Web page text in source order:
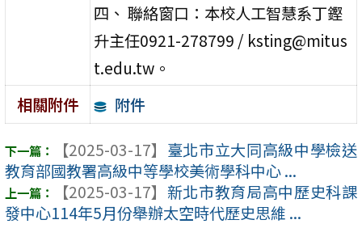
四、 聯絡窗口：本校人工智慧系丁鏗
升主任0921-278799 / ksting@mitus
t.edu.tw。
相關附件
附件
【2025-03-17】 臺北市立大同高級中學檢送
教育部國教署高級中等學校美術學科中心 ...
【2025-03-17】 新北市教育局高中歷史科課
發中心114年5月份舉辦太空時代歷史思維 ...